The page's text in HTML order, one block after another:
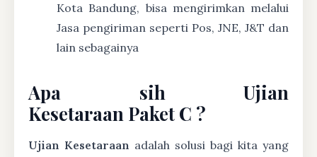
Kota Bandung, bisa mengirimkan melalui
Jasa pengiriman seperti Pos, JNE, J&T dan
lain sebagainya
Apa sih Ujian
Kesetaraan Paket C ?
Ujian Kesetaraan adalah solusi bagi kita yang